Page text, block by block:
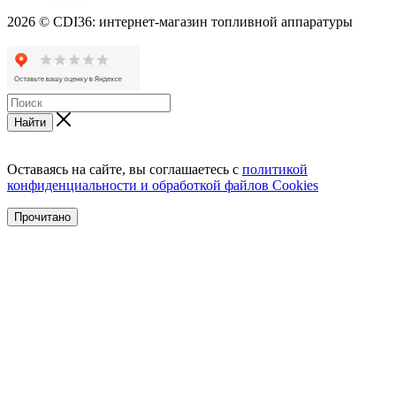
2026 © CDI36: интернет-магазин топливной аппаратуры
Найти
Оставаясь на сайте, вы соглашаетесь с политикой
конфиденциальности и обработкой файлов Cookies
Прочитано